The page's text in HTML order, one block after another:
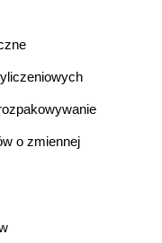
o zmiennej